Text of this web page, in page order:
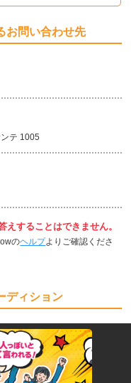
お問い合わせ先
テ 1005
することはできません。
のヘルプよりご確認くださ
ディション